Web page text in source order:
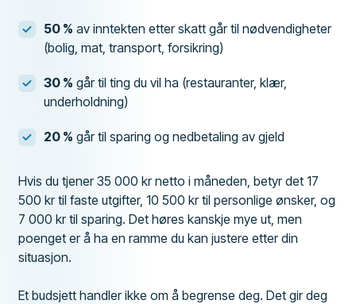
50 % av inntekten etter skatt går til nødvendigheter
(bolig, mat, transport, forsikring)
30 % går til ting du vil ha (restauranter, klær,
underholdning)
20 % går til sparing og nedbetaling av gjeld
Hvis du tjener 35 000 kr netto i måneden, betyr det 17
500 kr til faste utgifter, 10 500 kr til personlige ønsker, og
7 000 kr til sparing. Det høres kanskje mye ut, men
poenget er å ha en ramme du kan justere etter din
situasjon.
Et budsjett handler ikke om å begrense deg. Det gir deg